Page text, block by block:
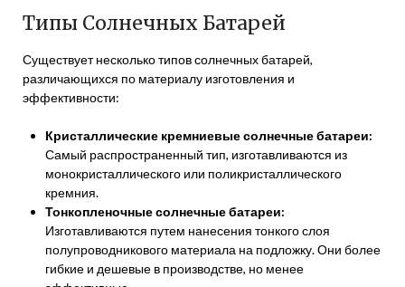
Типы Солнечных Батарей
Существует несколько типов солнечных батарей,
различающихся по материалу изготовления и
эффективности:
Кристаллические кремниевые солнечные батареи:
Самый распространенный тип, изготавливаются из
монокристаллического или поликристаллического
кремния.
Тонкопленочные солнечные батареи:
Изготавливаются путем нанесения тонкого слоя
полупроводникового материала на подложку. Они более
гибкие и дешевые в производстве, но менее